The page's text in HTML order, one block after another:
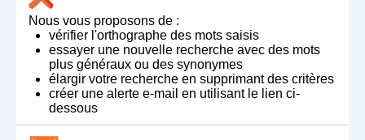
Nous vous proposons de :
vérifier l'orthographe des mots saisis
essayer une nouvelle recherche avec des mots
plus généraux ou des synonymes
élargir votre recherche en supprimant des critères
créer une alerte e-mail en utilisant le lien ci-
dessous